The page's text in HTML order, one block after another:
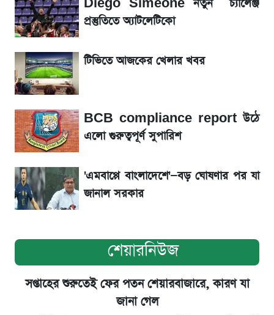
রবির বড় সাফল্য! আয় কম বাড়লেও রেকর্ড মুনাফা ও
গ্রাহক বৃদ্ধি
শেয়ার বিজকে লিগ্যাল নোটিশ পাঠাল রবি, শুরু নতুন
বিতর্ক
সৌদিতে বাংলাদেশিদের আকামা নবায়নে বদলে গেল
নিয়ম
Diego Simeone নতুন চ্যালেঞ্জ
প্রস্তুতিতে অ্যাটলেটিকো
টিভিতে আজকের খেলার খবর
BCB compliance report উঠে
এলো গুরুত্বপূর্ণ সুপারিশ
'এমবাপ্পে বাংলাদেশে'—বড় ঘোষণার পর যা
জানাল সরকার
শেয়ারনিউজ
সপ্তাহের শুরুতেই ফের পতন শেয়ারবাজারে, কারণ যা
জানা গেল